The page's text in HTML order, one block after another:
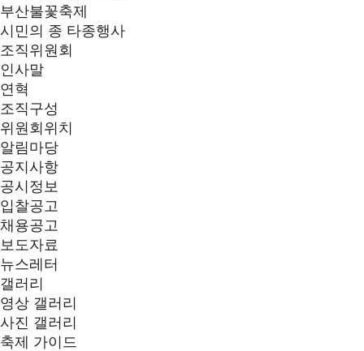
부산불꽃축제
시민의 종 타종행사
조직위원회
인사말
연혁
조직구성
위원회위치
알림마당
공지사항
공시정보
입찰공고
채용공고
보도자료
뉴스레터
갤러리
영상 갤러리
사진 갤러리
축제 가이드